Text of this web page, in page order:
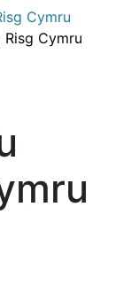
Cymru
Cymru